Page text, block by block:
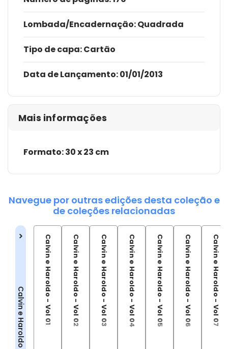
Lombada/Encadernação: Quadrada
Tipo de capa:Cartão
Data de Lançamento:01/01/2013
Mais informações
Formato: 30 x 23 cm
Navegue por outras edições desta coleção e
de coleções relacionadas
Calvin e Haroldo Calvin e Haroldo - Vol 01 Calvin e Haroldo - Vol 02 Calvin e Haroldo - Vol 03 Calvin e Haroldo - Vol 04 Calvin e Haroldo - Vol 05 Calvin e Haroldo - Vol 06 Calvin e Haroldo - Vol 07